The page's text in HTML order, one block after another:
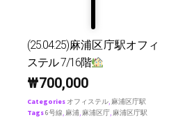
(25.04.25)麻浦区庁駅オフィ
ステル 7/16階
₩700,000
Categories オフィステル 麻浦区庁駅
Tags6号線 麻浦 麻浦区庁 麻浦区庁駅